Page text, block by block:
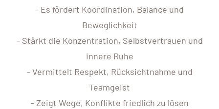
- Es fördert Koordination, Balance und
Beweglichkeit
- Stärkt die Konzentration, Selbstvertrauen und
innere Ruhe
- Vermittelt Respekt, Rücksichtnahme und
Teamgeist
- Zeigt Wege, Konflikte friedlich zu lösen